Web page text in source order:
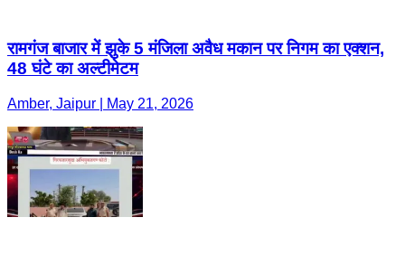
रामगंज बाजार में झुके 5 मंजिला अवैध मकान पर निगम का एक्शन,
48 घंटे का अल्टीमेटम
Amber, Jaipur | May 21, 2026